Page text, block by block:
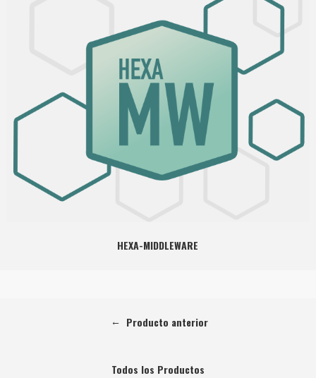
HEXA-MIDDLEWARE
← Producto anterior
Todos los Productos